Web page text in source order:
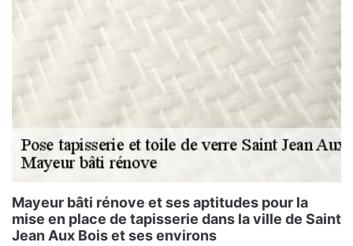
Mayeur bâti rénove et ses aptitudes pour la
mise en place de tapisserie dans la ville de Saint
Jean Aux Bois et ses environs